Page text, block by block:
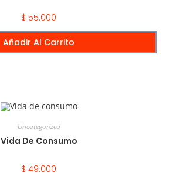
$ 55.000
Añadir Al Carrito
Uncategorized
Vida De Consumo
$ 49.000